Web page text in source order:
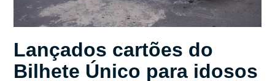
Lançados cartões do
Bilhete Único para idosos